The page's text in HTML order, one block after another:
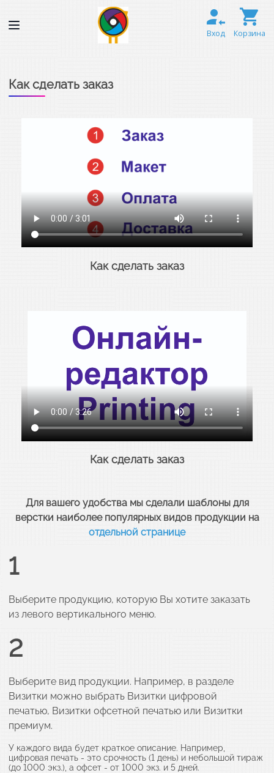
Вход Корзина
Как сделать заказ
Как сделать заказ
Как сделать заказ
Для вашего удобства мы сделали шаблоны для
верстки наиболее популярных видов продукции на
отдельной странице
1
Выберите продукцию, которую Вы хотите заказать
из левого вертикального меню.
2
Выберите вид продукции. Например, в разделе
Визитки можно выбрать Визитки цифровой
печатью, Визитки офсетной печатью или Визитки
премиум.
У каждого вида будет краткое описание. Например,
цифровая печать - это срочность (1 день) и небольшой тираж
(до 1000 экз.), а офсет - от 1000 экз. и 5 дней.